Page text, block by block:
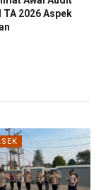
2026 Aspek